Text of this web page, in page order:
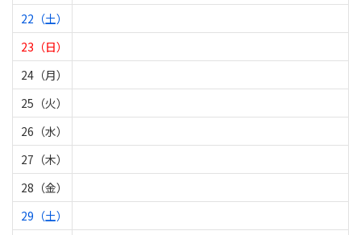
22（土）
23（日）
24（月）
25（火）
26（水）
27（木）
28（金）
29（土）